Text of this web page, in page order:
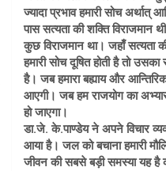
ज्यादा प्रभाव हमारी सोच
पास सत्यता की शक्ति विराजमान
कुछ विराजमान था। जहाँ सत्यता
हमारी सोच दूषित होती है तो
है। जब हमारा बह्याय और
आएगी। जब हम राजयोग का
हो जाएगा।
डा.जे. के.पाण्डेय ने अपने विचार
आया है। जल को बचाना हमारी
जीवन की सबसे बड़ी समस्या यह